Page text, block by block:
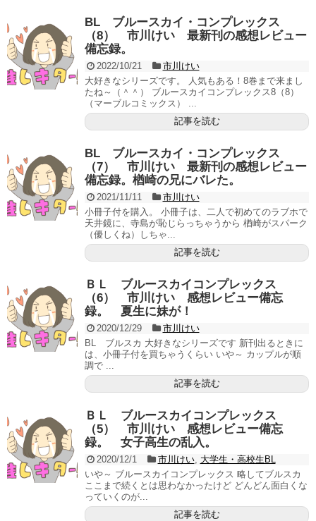
BL ブルースカイ・コンプレックス
（8） 市川けい 最新刊の感想レビュー
備忘録。
2022/10/21
市川けい
大好きなシリーズです。 人気もある！8巻まで来まし
たね～（＾＾） ブルースカイコンプレックス8（8）
（マーブルコミックス） ...
記事を読む
BL ブルースカイ・コンプレックス
（7） 市川けい 最新刊の感想レビュー
備忘録。楢崎の兄にバレた。
2021/11/11
市川けい
小冊子付を購入。 小冊子は、二人で初めてのラブホで
天井鏡に、寺島が恥じらっちゃうから 楢崎がスパーク
（優しくね）しちゃ...
記事を読む
ＢＬ ブルースカイコンプレックス
（6） 市川けい 感想レビュー備忘
録。 夏生に妹が！
2020/12/29
市川けい
BL ブルスカ 大好きなシリーズです 新刊出るときに
は、小冊子付を買ちゃうくらい いや～ カップルが順
調で ...
記事を読む
ＢＬ ブルースカイコンプレックス
（5） 市川けい 感想レビュー備忘
録。 女子高生の乱入。
2020/12/1 市川けい, 大学生・高校生BL
いや～ ブルースカイコンプレックス 略してブルスカ
ここまで続くとは思わなかったけど どんどん面白くな
っていくのが...
記事を読む